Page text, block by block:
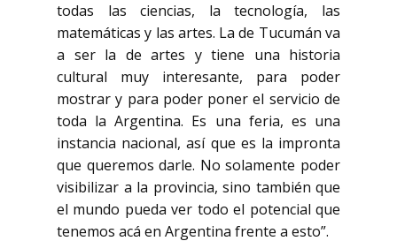
todas las ciencias, la tecnología, las
matemáticas y las artes. La de Tucumán va
a ser la de artes y tiene una historia
cultural muy interesante, para poder
mostrar y para poder poner el servicio de
toda la Argentina. Es una feria, es una
instancia nacional, así que es la impronta
que queremos darle. No solamente poder
visibilizar a la provincia, sino también que
el mundo pueda ver todo el potencial que
tenemos acá en Argentina frente a esto”.